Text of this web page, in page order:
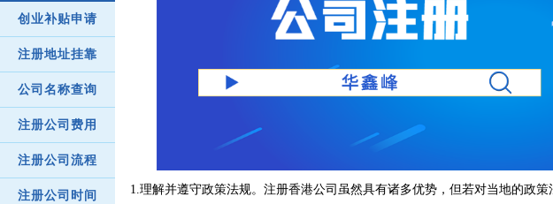
创业补贴申请
注册地址挂靠
公司名称查询
注册公司费用
注册公司流程
注册公司时间
1.理解并遵守政策法规。注册香港公司虽然具有诸多优势，但若对当地的政